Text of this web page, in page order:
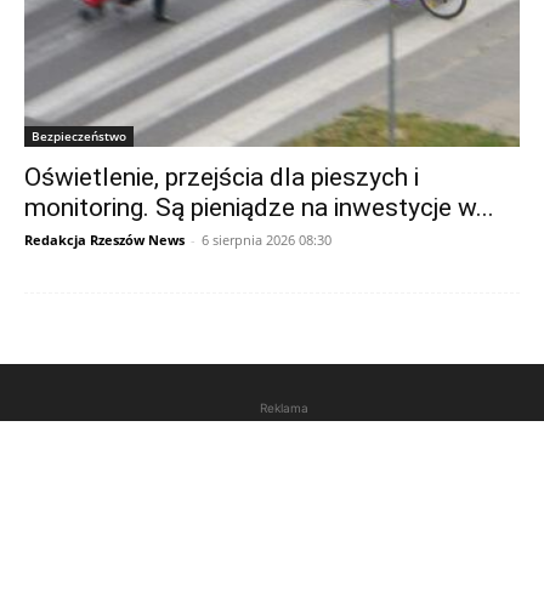
Bezpieczeństwo
Oświetlenie, przejścia dla pieszych i
monitoring. Są pieniądze na inwestycje w...
Redakcja Rzeszów News - 6 sierpnia 2026 08:30
Reklama